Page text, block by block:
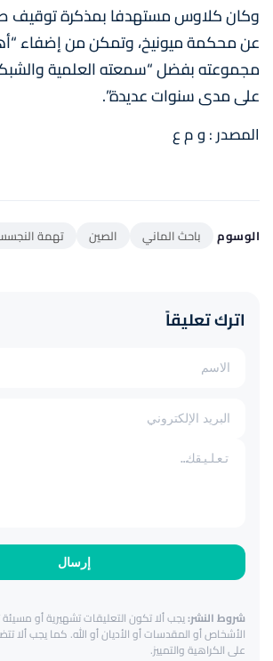
عن محكمة ميونيخ، وتمكن من إضفاء
مجموعته بفضل “سمعته العلمية
على مدى سنوات عديدة”.
المصدر : و م ع
الوسوم باحث الماني الصين تهمة
اترك تعليقاً
إرسال
شروط النشر:يجب ألا تكون التعليقات تشهيرية أو مسيئة
الأشخاص أو المقدسات أو الأديان أو الله. كما يجب ألا
على الكراهية والتمييز.